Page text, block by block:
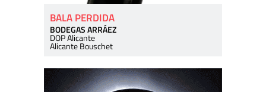
BALA PERDIDA
BODEGAS ARRÁEZ
DOP Alicante
Alicante Bouschet